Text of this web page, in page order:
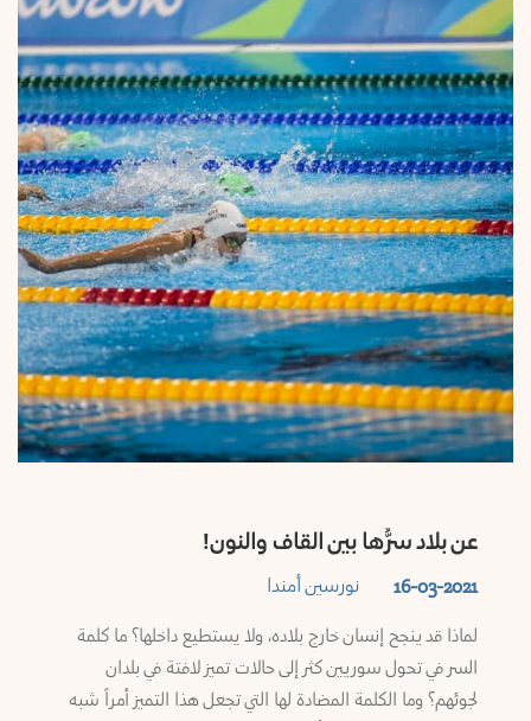
عن بلاد سرُّها بين القاف والنون!
نورسين أمندا 16-03-2021
لماذا قد ينجح إنسان خارج بلاده، ولا يستطيع داخلها؟ ما كلمة
السر في تحول سوريين كثر إلى حالات تميز لافتة في بلدان
لجوئهم؟ وما الكلمة المضادة لها التي تجعل هذا التميز أمراً شبه